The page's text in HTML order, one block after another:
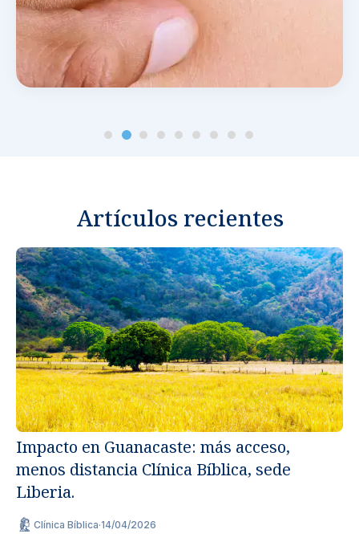
Artículos recientes
Impacto en Guanacaste: más acceso,
menos distancia Clínica Bíblica, sede
Liberia.
Clínica Bíblica·14/04/2026